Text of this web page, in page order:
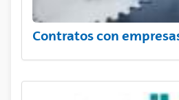
Contratos con